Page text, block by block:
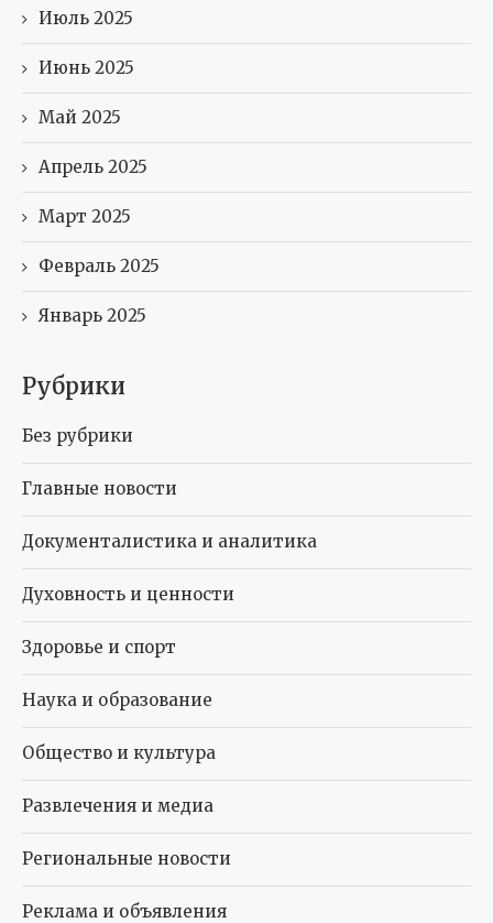
Июль 2025
Июнь 2025
Май 2025
Апрель 2025
Март 2025
Февраль 2025
Январь 2025
Рубрики
Без рубрики
Главные новости
Документалистика и аналитика
Духовность и ценности
Здоровье и спорт
Наука и образование
Общество и культура
Развлечения и медиа
Региональные новости
Реклама и объявления